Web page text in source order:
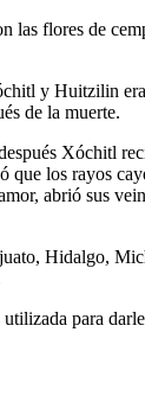
las flores de
y Huitzilin
de la muerte.
Xóchitl
que los rayos
abrió sus
Hidalgo,
para